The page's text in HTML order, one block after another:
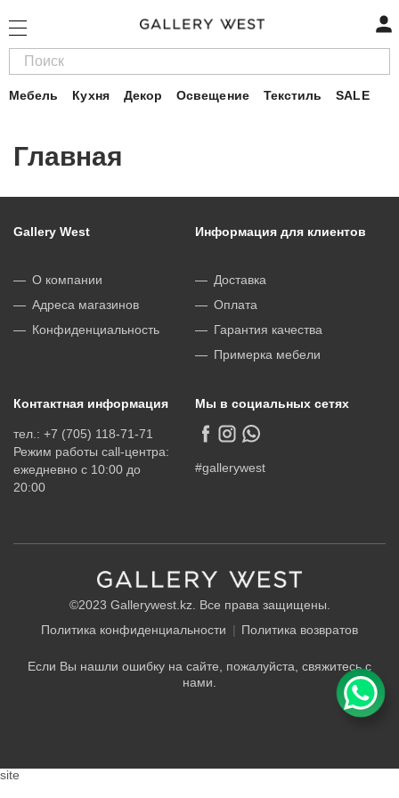
Мебель Кухня Декор Освещение Текстиль SALE
Главная
Gallery West
О компании
Адреса магазинов
Конфиденциальность
Информация для клиентов
Доставка
Оплата
Гарантия качества
Примерка мебели
Контактная информация
тел.: +7 (705) 118-71-71
Режим работы call-центра:
ежедневно с 10:00 до
20:00
Мы в социальных сетях
#gallerywest
©2023 Gallerywest.kz. Все права защищены.
Политика конфиденциальности
Политика возвратов
Если Вы нашли ошибку на сайте, пожалуйста, свяжитесь с
нами.
site